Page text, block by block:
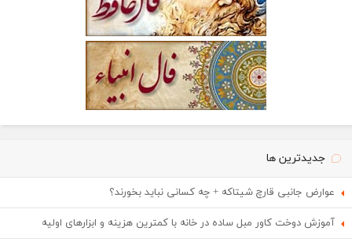
جدیدترین ها
عوارض جانبی قارچ شیتاکه + چه کسانی نباید بخورند؟
آموزش دوخت کاور مبل ساده در خانه با کمترین هزینه و ابزارهای اولیه